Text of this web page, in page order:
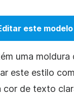
este modelo
uma moldura
este estilo
cor de texto